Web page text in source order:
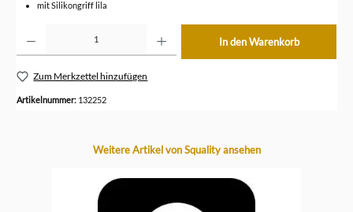
mit Silikongriff lila
In den Warenkorb
Zum Merkzettel hinzufügen
Artikelnummer: 132252
Produktgalerie überspringen
Weitere Artikel von Squality ansehen